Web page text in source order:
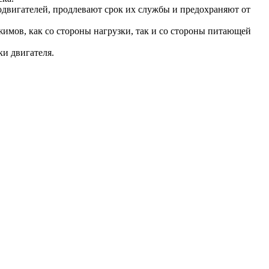
продлевают срок их службы и предохраняют от
как со стороны нагрузки, так и со стороны питающей
двигателя.